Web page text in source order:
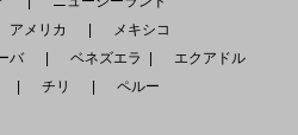
アメリカ
メキシコ
バ ベネズエラ
エクアドル
チリ
ペルー